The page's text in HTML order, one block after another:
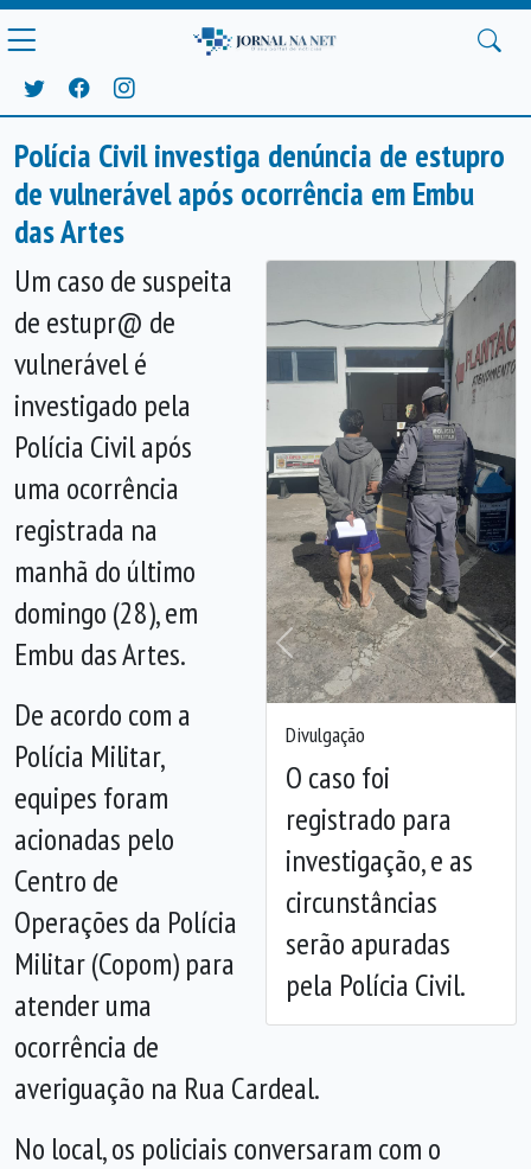
Polícia Civil investiga denúncia de estupro
de vulnerável após ocorrência em Embu
das Artes
Divulgação
O caso foi
registrado para
investigação, e as
circunstâncias
serão apuradas
pela Polícia Civil.
Anterior
Um caso de suspeita
de estupr@ de
vulnerável é
investigado pela
Polícia Civil após
uma ocorrência
registrada na
manhã do último
domingo (28), em
Embu das Artes.
De acordo com a
Polícia Militar,
equipes foram
acionadas pelo
Centro de
Operações da Polícia
Militar (Copom) para
atender uma
ocorrência de
averiguação na Rua Cardeal.
No local, os policiais conversaram com o